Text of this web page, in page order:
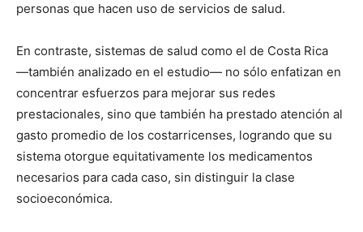
personas que hacen uso de servicios de salud.
En contraste, sistemas de salud como el de Costa Rica
―también analizado en el estudio― no sólo enfatizan en
concentrar esfuerzos para mejorar sus redes
prestacionales, sino que también ha prestado atención al
gasto promedio de los costarricenses, logrando que su
sistema otorgue equitativamente los medicamentos
necesarios para cada caso, sin distinguir la clase
socioeconómica.